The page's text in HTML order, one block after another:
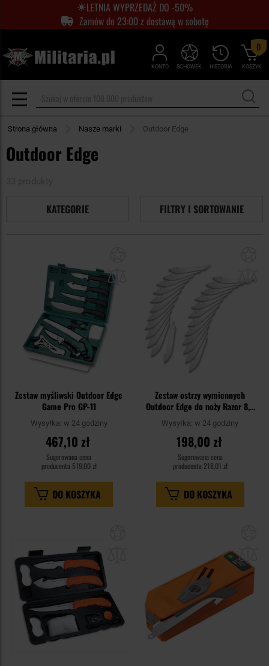
LETNIA WYPRZEDAŻ DO -50%
Zamów do 23:00 z dostawą w sobotę
KONTO HISTORIA
SCHOWEK KOSZYK
0
Strona główna Nasze marki Outdoor Edge
Outdoor Edge
KATEGORIE FILTRY I SORTOWANIE
schowka
Zestaw myśliwski Outdoor Edge
Game Pro GP-11
Wysyłka: w 24 godziny
467,10 zł
Sugerowana cena
producenta 519,00 zł
DO KOSZYKA
Zestaw ostrzy wymiennych
Outdoor Edge do noży Razor 8,9
cm, 24 szt.
Wysyłka: w 24 godziny
198,00 zł
Sugerowana cena
producenta 218,01 zł
DO KOSZYKA